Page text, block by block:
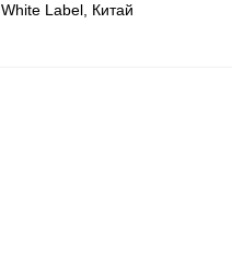
White Label, Китай